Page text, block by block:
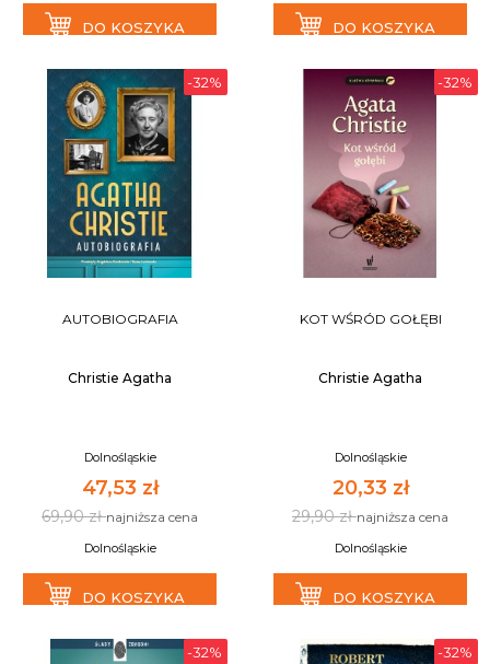
DO KOSZYKA DO KOSZYKA
-32%
AUTOBIOGRAFIA
Christie Agatha
Dolnośląskie
47,53 zł
69,90 złnajniższa cena
Dolnośląskie
DO KOSZYKA
-32%
KOT WŚRÓD GOŁĘBI
Christie Agatha
Dolnośląskie
20,33 zł
29,90 złnajniższa cena
Dolnośląskie
DO KOSZYKA
-32% -32%